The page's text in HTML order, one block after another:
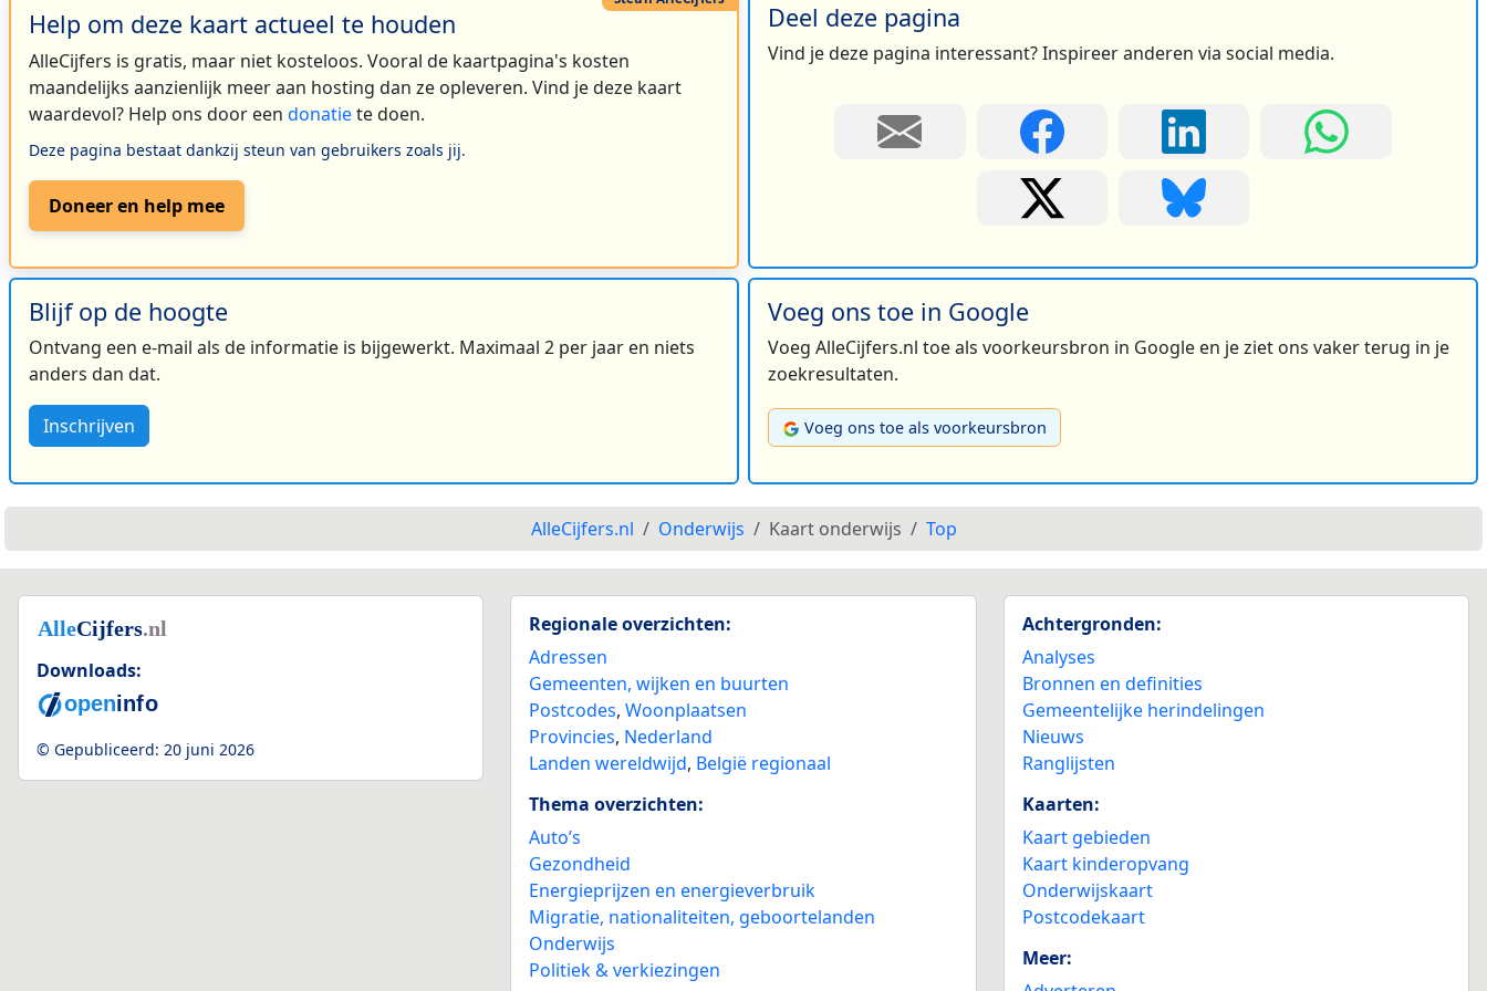
Help om deze kaart actueel te houden
AlleCijfers is gratis, maar niet kosteloos. Vooral de kaartpagina's kosten
maandelijks aanzienlijk meer aan hosting dan ze opleveren. Vind je deze kaart
waardevol? Help ons door een donatiete doen.
Deze pagina bestaat dankzij steun van gebruikers zoals jij.
Doneer en help mee
Deel deze pagina
Vind je deze pagina interessant? Inspireer anderen via social media.
Blijf op de hoogte
Ontvang een e-mail als de informatie is bijgewerkt. Maximaal 2 per jaar en niets
anders dan dat.
Inschrijven
Voeg ons toe in Google
Voeg AlleCijfers.nl toe als voorkeursbron in Google en je ziet ons vaker terug in je
zoekresultaten.
Voeg ons toe als voorkeursbron
AlleCijfers.nl Onderwijs Kaart onderwijs Top
Downloads:
© Gepubliceerd: 20 juni 2026
Regionale overzichten:
Adressen
Gemeenten, wijken en buurten
Postcodes,Woonplaatsen
Provincies, Nederland
Landen wereldwijd, België regionaal
Thema overzichten:
Auto’s
Gezondheid
Energieprijzen en energieverbruik
Migratie, nationaliteiten, geboortelanden
Onderwijs
Politiek & verkiezingen
Achtergronden:
Analyses
Bronnen en definities
Gemeentelijke herindelingen
Nieuws
Ranglijsten
Kaarten:
Kaart gebieden
Kaart kinderopvang
Onderwijskaart
Postcodekaart
Meer: